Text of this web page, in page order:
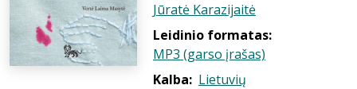
Jūratė Karazijaitė
Leidinio formatas:
MP3 (garso įrašas)
Kalba: Lietuvių